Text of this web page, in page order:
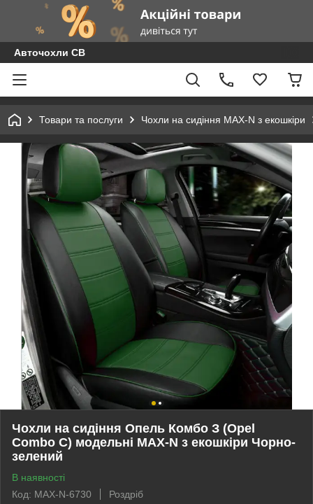
Авточохли СВ
Товари та послуги Чохли на сидіння MAX-N з екошкіри
Чохли на сидіння Опель Комбо З (Opel
Combo C) модельні MAX-N з екошкіри Чорно-
зелений
В наявності
Код: MAX-N-6730
Роздріб